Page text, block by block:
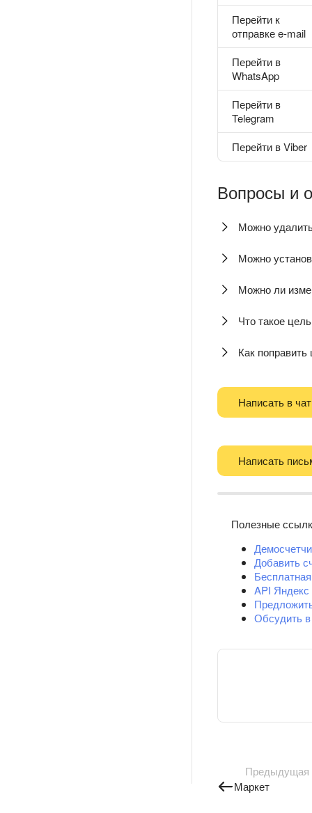
Перейти к
отправке e-mail
Перейти в
WhatsApp
Перейти в
Telegram
Перейти в Viber
Вопросы и
Можно
Можно
Можно ли
Что такое
Как поправить
Написать в чат
Написать
Полезные
Добавить
API
Обсудить
Предыдущая
Маркет